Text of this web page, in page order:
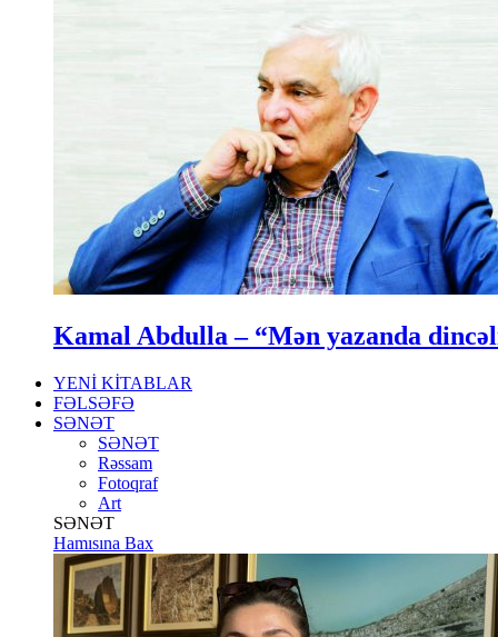
Kamal Abdulla – “Mən yazanda
YENİ KİTABLAR
FƏLSƏFƏ
SƏNƏT
SƏNƏT
Rəssam
Fotoqraf
Art
SƏNƏT
Hamısına Bax